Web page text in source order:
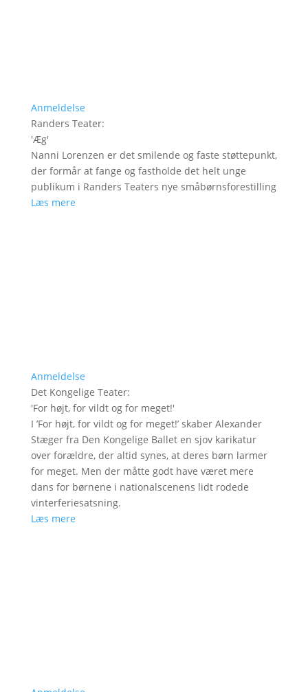
Anmeldelse
Randers Teater:
'Æg'
Nanni Lorenzen er det smilende og faste støttepunkt,
der formår at fange og fastholde det helt unge
publikum i Randers Teaters nye småbørnsforestilling
Læs mere
Anmeldelse
Det Kongelige Teater:
'For højt, for vildt og for meget!'
I ’For højt, for vildt og for meget!’ skaber Alexander
Stæger fra Den Kongelige Ballet en sjov karikatur
over forældre, der altid synes, at deres børn larmer
for meget. Men der måtte godt have været mere
dans for børnene i nationalscenens lidt rodede
vinterferiesatsning.
Læs mere